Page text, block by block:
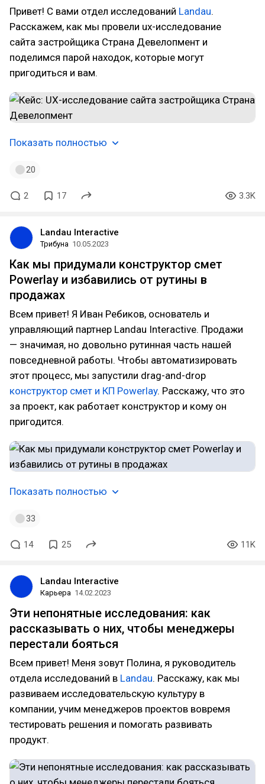
Привет! С вами отдел исследований Landau.
Расскажем, как мы провели ux-исследование
сайта застройщика Страна Девелопмент и
поделимся парой находок, которые могут
пригодиться и вам.
Показать полностью
20
2 17 3.3K
Landau Interactive
Трибуна 10.05.2023
Как мы придумали конструктор смет
Powerlay и избавились от рутины в
продажах
Всем привет! Я Иван Ребиков, основатель и
управляющий партнер Landau Interactive. Продажи
— значимая, но довольно рутинная часть нашей
повседневной работы. Чтобы автоматизировать
этот процесс, мы запустили drag-and-drop
конструктор смет и КП Powerlay. Расскажу, что это
за проект, как работает конструктор и кому он
пригодится.
Показать полностью
33
14 25 11K
Landau Interactive
Карьера 14.02.2023
Эти непонятные исследования: как
рассказывать о них, чтобы менеджеры
перестали бояться
Всем привет! Меня зовут Полина, я руководитель
отдела исследований в Landau. Расскажу, как мы
развиваем исследовательскую культуру в
компании, учим менеджеров проектов вовремя
тестировать решения и помогать развивать
продукт.